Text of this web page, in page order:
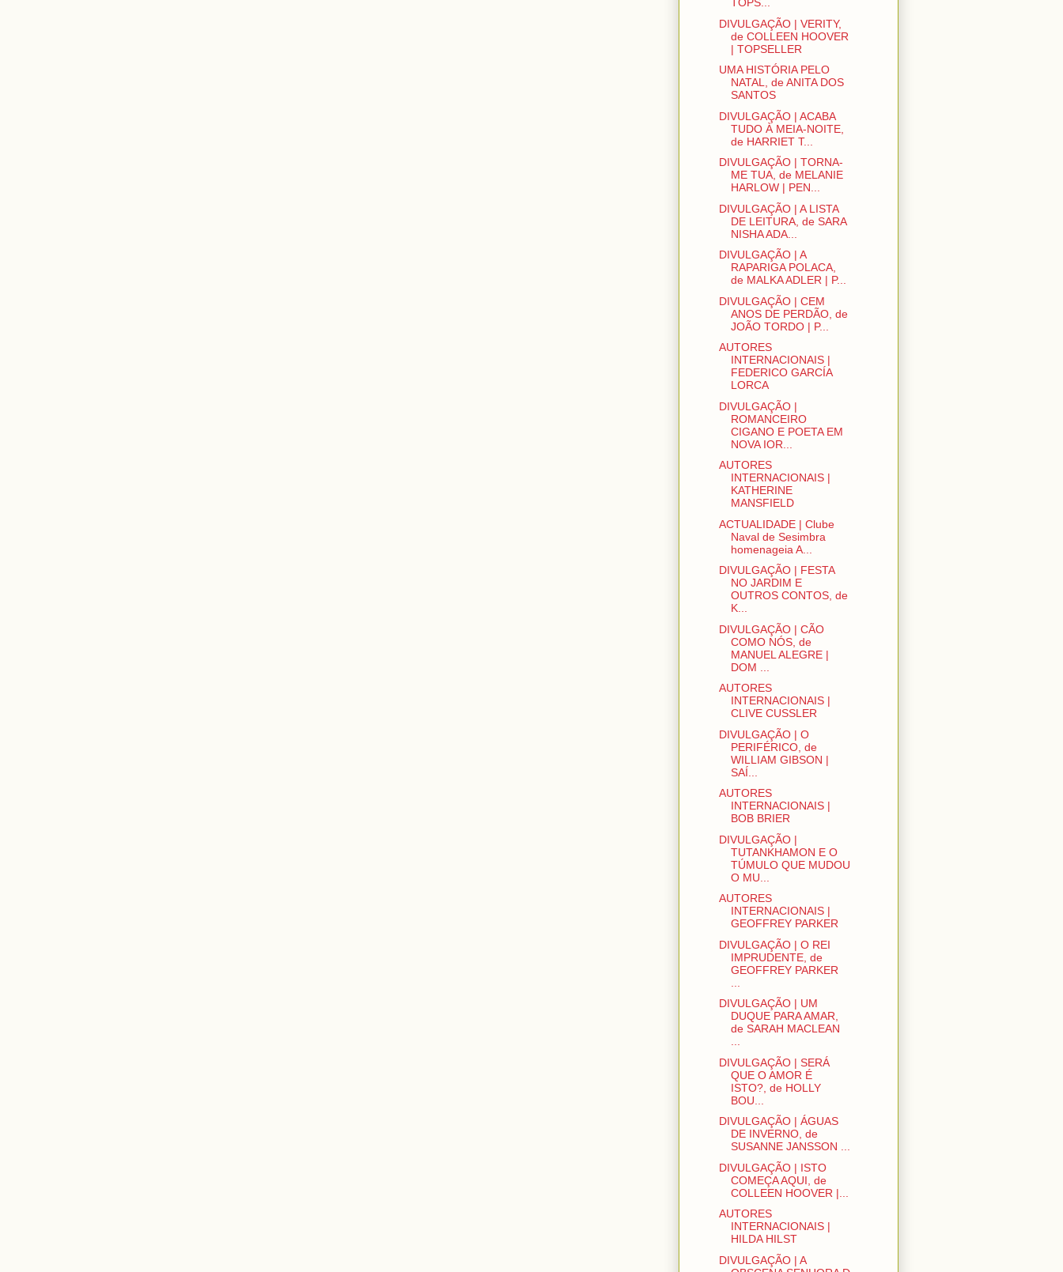
TOPS...
DIVULGAÇÃO | VERITY,
de COLLEEN HOOVER
| TOPSELLER
UMA HISTÓRIA PELO
NATAL, de ANITA DOS
SANTOS
DIVULGAÇÃO | ACABA
TUDO À MEIA-NOITE,
de HARRIET T...
DIVULGAÇÃO | TORNA-
ME TUA, de MELANIE
HARLOW | PEN...
DIVULGAÇÃO | A LISTA
DE LEITURA, de SARA
NISHA ADA...
DIVULGAÇÃO | A
RAPARIGA POLACA,
de MALKA ADLER | P...
DIVULGAÇÃO | CEM
ANOS DE PERDÃO, de
JOÃO TORDO | P...
AUTORES
INTERNACIONAIS |
FEDERICO GARCÍA
LORCA
DIVULGAÇÃO |
ROMANCEIRO
CIGANO E POETA EM
NOVA IOR...
AUTORES
INTERNACIONAIS |
KATHERINE
MANSFIELD
ACTUALIDADE | Clube
Naval de Sesimbra
homenageia A...
DIVULGAÇÃO | FESTA
NO JARDIM E
OUTROS CONTOS, de
K...
DIVULGAÇÃO | CÃO
COMO NÓS, de
MANUEL ALEGRE |
DOM ...
AUTORES
INTERNACIONAIS |
CLIVE CUSSLER
DIVULGAÇÃO | O
PERIFÉRICO, de
WILLIAM GIBSON |
SAÍ...
AUTORES
INTERNACIONAIS |
BOB BRIER
DIVULGAÇÃO |
TUTANKHAMON E O
TÚMULO QUE MUDOU
O MU...
AUTORES
INTERNACIONAIS |
GEOFFREY PARKER
DIVULGAÇÃO | O REI
IMPRUDENTE, de
GEOFFREY PARKER
DIVULGAÇÃO | UM
DUQUE PARA AMAR,
de SARAH MACLEAN
...
DIVULGAÇÃO | SERÁ
QUE O AMOR É
ISTO?, de HOLLY
BOU...
DIVULGAÇÃO | ÁGUAS
DE INVERNO, de
SUSANNE JANSSON ...
DIVULGAÇÃO | ISTO
COMEÇA AQUI, de
COLLEEN HOOVER |...
AUTORES
INTERNACIONAIS |
HILDA HILST
DIVULGAÇÃO | A